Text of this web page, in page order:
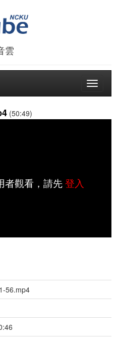
雲
Toggle
(50:49)
者觀看，請先登入
56.mp4